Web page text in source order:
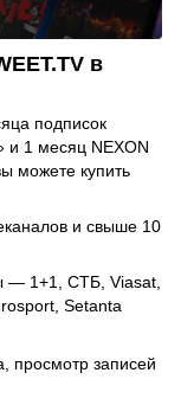
в
подписок
1 месяц NEXON
можете купить
и свыше 10
— 1+1, СТБ, Viasat,
Setanta
просмотр записей